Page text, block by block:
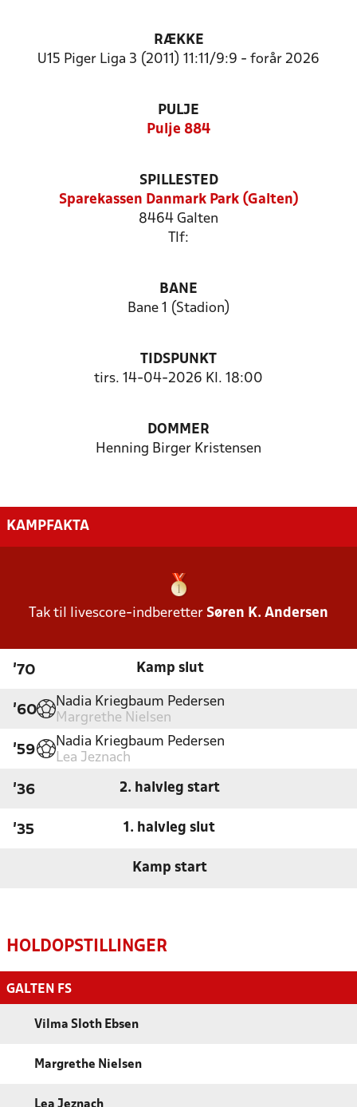
RÆKKE
U15 Piger Liga 3 (2011) 11:11/9:9 - forår 2026
PULJE
Pulje 884
SPILLESTED
Sparekassen Danmark Park (Galten)
8464 Galten
Tlf:
BANE
Bane 1 (Stadion)
TIDSPUNKT
tirs. 14-04-2026 Kl. 18:00
DOMMER
Henning Birger Kristensen
KAMPFAKTA
Tak til livescore-indberetter Søren K. Andersen
'70 Kamp slut
'60
Nadia Kriegbaum Pedersen
Margrethe Nielsen
'59
Nadia Kriegbaum Pedersen
Lea Jeznach
'36 2. halvleg start
'35 1. halvleg slut
Kamp start
HOLDOPSTILLINGER
GALTEN FS
Vilma Sloth Ebsen
Margrethe Nielsen
Lea Jeznach